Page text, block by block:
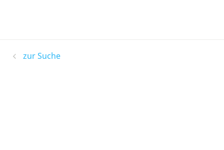
zur Suche